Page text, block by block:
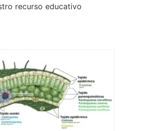
recurso educativo